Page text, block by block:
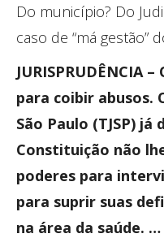
Do município? Do
caso de “má gestão”
JURISPRUDÊNCIA
para coibir abusos.
São Paulo (TJSP) já
Constituição não
poderes para
para suprir suas
na área da saúde.